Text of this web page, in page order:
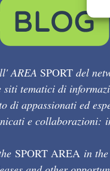
AREA SPORT del
tematici di
di appassionati ed
e collaborazioni:
SPORT AREA in